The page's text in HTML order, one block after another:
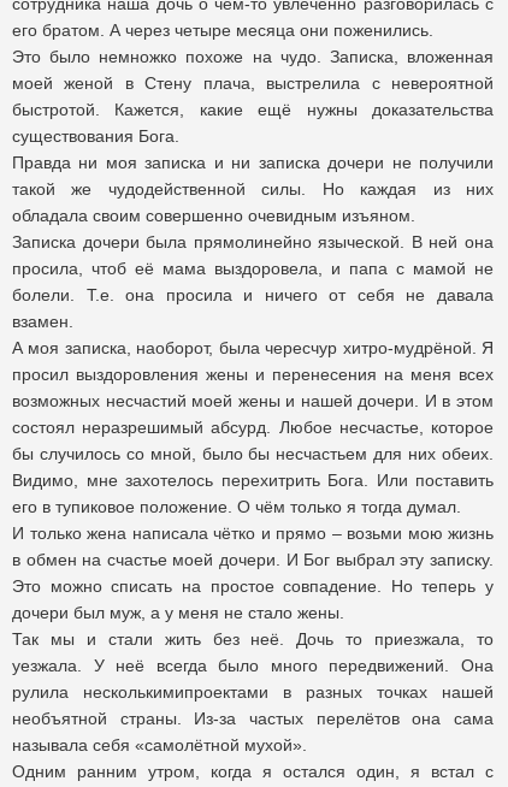
его братом. А через четыре месяца они поженились.
Это было немножко похоже на чудо. Записка, вложенная
моей женой в Стену плача, выстрелила с невероятной
быстротой. Кажется, какие ещё нужны доказательства
существования Бога.
Правда ни моя записка и ни записка дочери не получили
такой же чудодейственной силы. Но каждая из них
обладала своим совершенно очевидным изъяном.
Записка дочери была прямолинейно языческой. В ней она
просила, чтоб её мама выздоровела, и папа с мамой не
болели. Т.е. она просила и ничего от себя не давала
взамен.
А моя записка, наоборот, была чересчур хитро-мудрёной. Я
просил выздоровления жены и перенесения на меня всех
возможных несчастий моей жены и нашей дочери. И в этом
состоял неразрешимый абсурд. Любое несчастье, которое
бы случилось со мной, было бы несчастьем для них обеих.
Видимо, мне захотелось перехитрить Бога. Или поставить
его в тупиковое положение. О чём только я тогда думал.
И только жена написала чётко и прямо – возьми мою жизнь
в обмен на счастье моей дочери. И Бог выбрал эту записку.
Это можно списать на простое совпадение. Но теперь у
дочери был муж, а у меня не стало жены.
Так мы и стали жить без неё. Дочь то приезжала, то
уезжала. У неё всегда было много передвижений. Она
рулила несколькимипроектами в разных точках нашей
необъятной страны. Из-за частых перелётов она сама
называла себя «самолётной мухой».
Одним ранним утром, когда я остался один, я встал с